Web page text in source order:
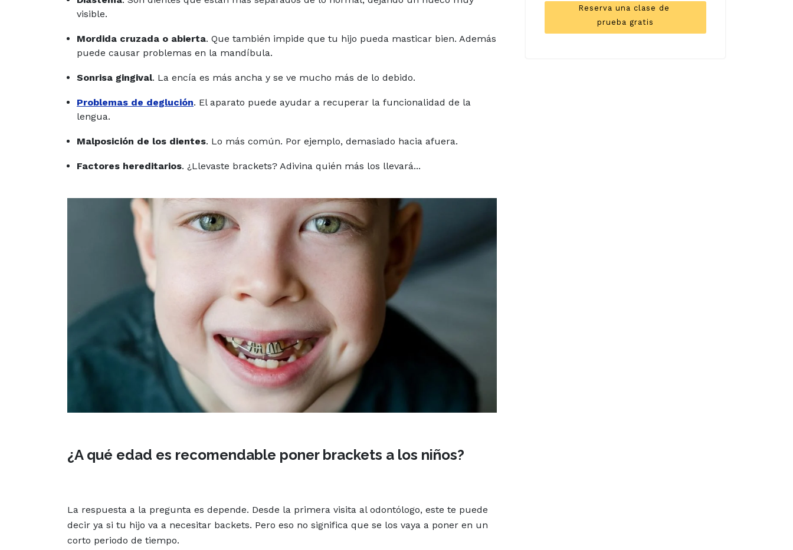
visible.
Mordida cruzada o abierta. Que también impide que tu hijo pueda masticar bien. Además
puede causar problemas en la mandíbula.
Sonrisa gingival. La encía es más ancha y se ve mucho más de lo debido.
Problemas de deglución. El aparato puede ayudar a recuperar la funcionalidad de la
lengua.
Malposición de los dientes. Lo más común. Por ejemplo, demasiado hacia afuera.
Factores hereditarios. ¿Llevaste brackets? Adivina quién más los llevará...
¿A qué edad es recomendable poner brackets a los niños?
La respuesta a la pregunta es depende. Desde la primera visita al odontólogo, este te puede
decir ya si tu hijo va a necesitar backets. Pero eso no significa que se los vaya a poner en un
corto periodo de tiempo.